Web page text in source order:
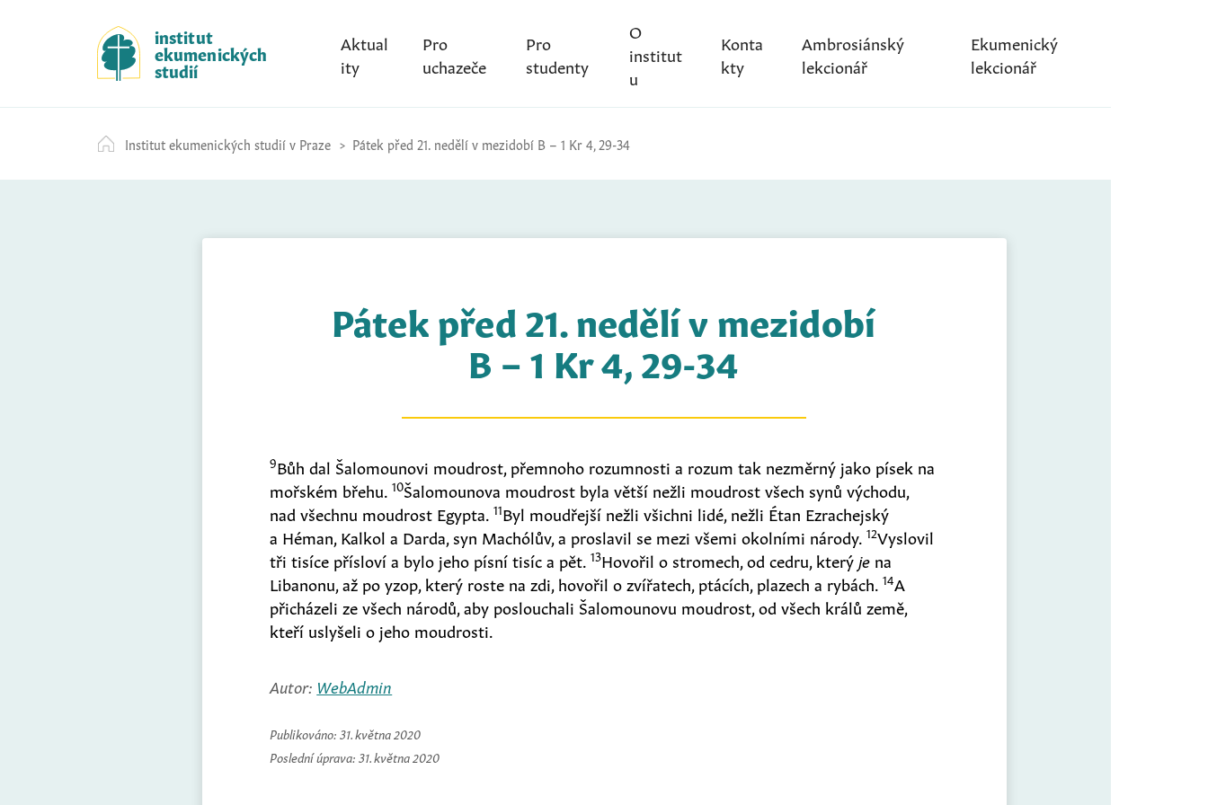
k
i
p
t
c
o
institut
ekumenických
studií
Aktual
ity
Pro
uchazeče
Pro
studenty
O
institut
u
Konta
kty
Ambrosiánský
lekcionář
Ekumenický
lekcionář
Institut ekumenických studií v Praze Pátek před 21. nedělí v mezidobí B – 1 Kr 4, 29-34
Pátek před 21. nedělí v mezidobí
B – 1 Kr 4, 29-34
9Bůh dal Šalomounovi moudrost, přemnoho rozumnosti a rozum tak nezměrný jako písek na
mořském břehu.10Šalomounova moudrost byla větší nežli moudrost všech synů východu,
nad všechnu moudrost Egypta.11Byl moudřejší nežli všichni lidé, nežli Étan Ezrachejský
a Héman, Kalkol a Darda, syn Machólův, a proslavil se mezi všemi okolními národy.12Vyslovil
tři tisíce přísloví a bylo jeho písní tisíc a pět.13Hovořil o stromech, od cedru, který je na
Libanonu, až po yzop, který roste na zdi, hovořil o zvířatech, ptácích, plazech a rybách.14A
přicházeli ze všech národů, aby poslouchali Šalomounovu moudrost, od všech králů země,
kteří uslyšeli o jeho moudrosti.
Autor: WebAdmin
Publikováno: 31. května 2020
Poslední úprava: 31. května 2020